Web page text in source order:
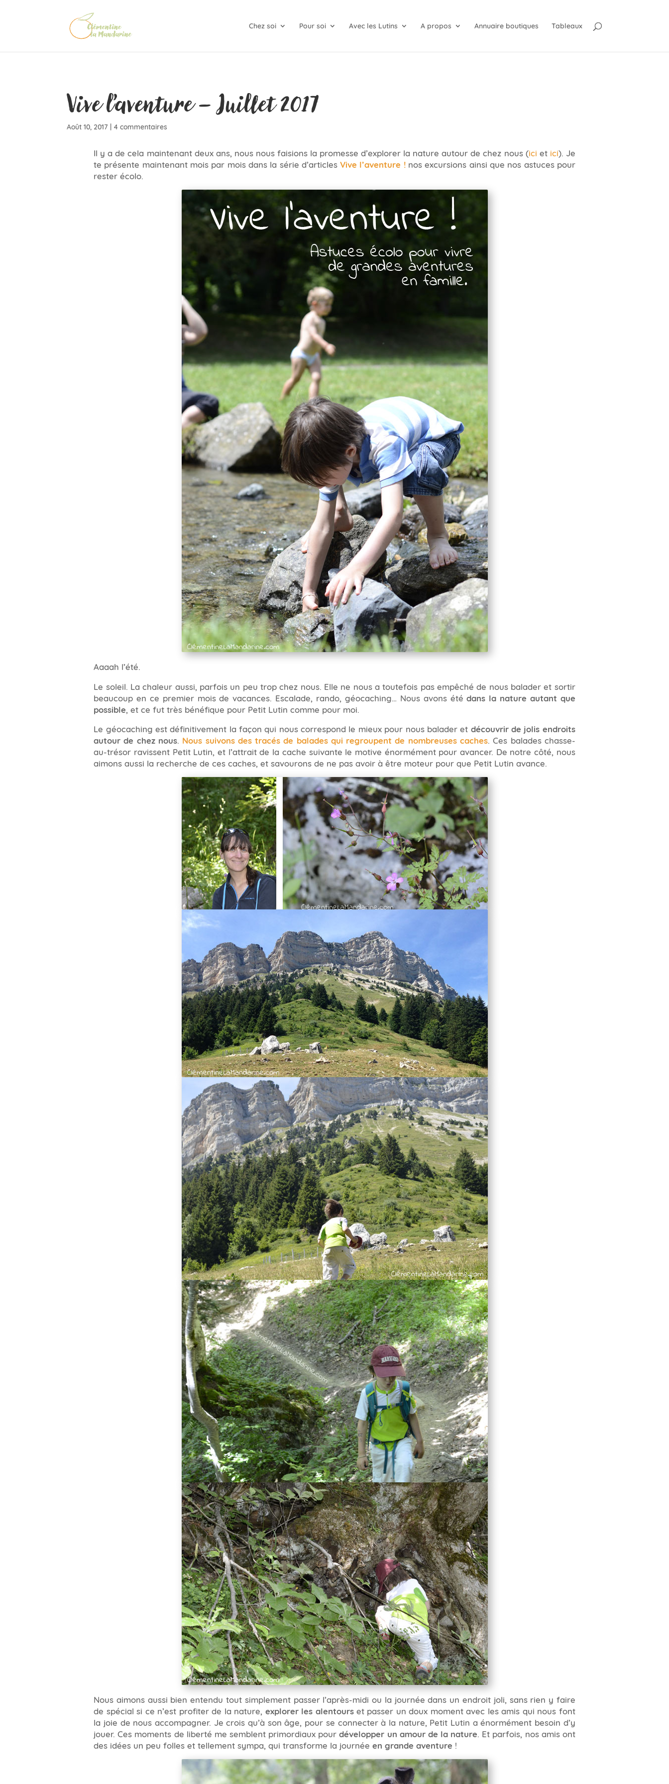
Chez soi Pour soi Avec les Lutins A propos Annuaire boutiques Tableaux
Vive l’aventure – Juillet 2017
Août 10, 2017 | 4 commentaires
Il y a de cela maintenant deux ans, nous nous faisions la promesse d’explorer la nature autour de chez nous (ici et ici). Je
te présente maintenant mois par mois dans la série d’articlesVive l’aventure ! nos excursions ainsi que nos astuces pour
rester écolo.
Aaaah l’été.
Le soleil. La chaleur aussi, parfois un peu trop chez nous. Elle ne nous a toutefois pas empêché de nous balader et sortir
beaucoup en ce premier mois de vacances. Escalade, rando, géocaching… Nous avons étédans la nature autant que
possible , et ce fut très bénéfique pour Petit Lutin comme pour moi.
Le géocaching est définitivement la façon qui nous correspond le mieux pour nous balader et découvrir de jolis endroits
autour de chez nous. Nous suivons des tracés de balades qui regroupent de nombreuses caches. Ces balades chasse-
au-trésor ravissent Petit Lutin, et l’attrait de la cache suivante le motive énormément pour avancer. De notre côté, nous
aimons aussi la recherche de ces caches, et savourons de ne pas avoir à être moteur pour que Petit Lutin avance.
Nous aimons aussi bien entendu tout simplement passer l’après-midi ou la journée dans un endroit joli, sans rien y faire
de spécial si ce n’est profiter de la nature, explorer les alentourset passer un doux moment avec les amis qui nous font
la joie de nous accompagner. Je crois qu’à son âge, pour se connecter à la nature, Petit Lutin a énormément besoin d’y
jouer. Ces moments de liberté me semblent primordiaux pourdévelopper un amour de la nature. Et parfois, nos amis ont
des idées un peu folles et tellement sympa, qui transforme la journéeen grande aventure !